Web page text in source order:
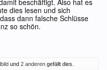
beschäftigt. Also hat es
dies lesen und sich
dann falsche Schlüsse
so schön.
und 2 anderen gefällt dies.